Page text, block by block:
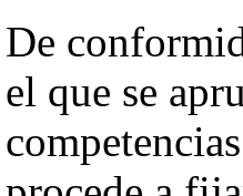
De
el que se